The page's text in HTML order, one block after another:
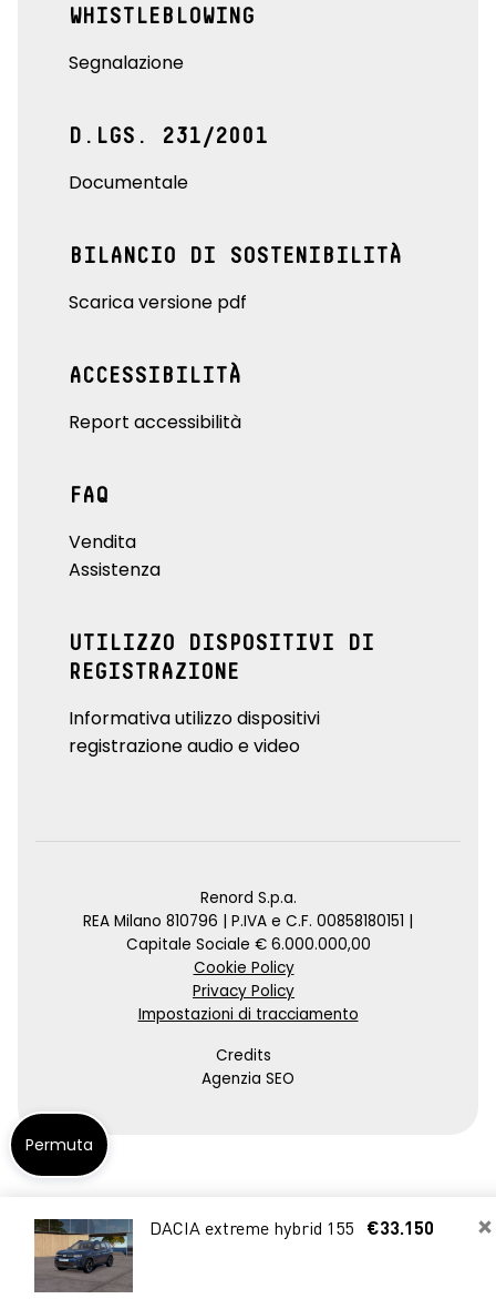
×
DACIA extreme hybrid 155 €33.150
WHISTLEBLOWING
Segnalazione
D.LGS. 231/2001
Documentale
BILANCIO DI SOSTENIBILITÀ
Scarica versione pdf
ACCESSIBILITÀ
Report accessibilità
FAQ
Vendita
Assistenza
UTILIZZO DISPOSITIVI DI
REGISTRAZIONE
Informativa utilizzo dispositivi
registrazione audio e video
Renord S.p.a.
REA Milano 810796 | P.IVA e C.F. 00858180151 |
Capitale Sociale € 6.000.000,00
Cookie Policy
Privacy Policy
Impostazioni di tracciamento
Credits
Agenzia SEO
Permuta